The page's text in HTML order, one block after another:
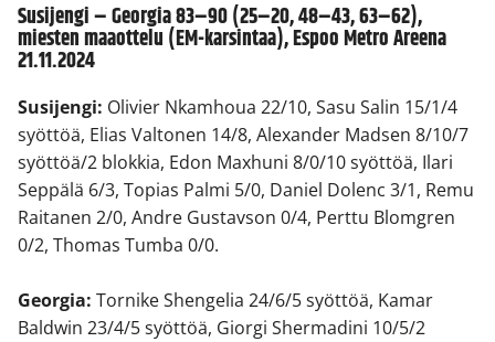
Susijengi – Georgia 83–90 (25–20, 48–43, 63–62),
miesten maaottelu (EM-karsintaa), Espoo Metro Areena
21.11.2024
Susijengi: Olivier Nkamhoua 22/10, Sasu Salin 15/1/4
syöttöä, Elias Valtonen 14/8, Alexander Madsen 8/10/7
syöttöä/2 blokkia, Edon Maxhuni 8/0/10 syöttöä, Ilari
Seppälä 6/3, Topias Palmi 5/0, Daniel Dolenc 3/1, Remu
Raitanen 2/0, Andre Gustavson 0/4, Perttu Blomgren
0/2, Thomas Tumba 0/0.
Georgia: Tornike Shengelia 24/6/5 syöttöä, Kamar
Baldwin 23/4/5 syöttöä, Giorgi Shermadini 10/5/2